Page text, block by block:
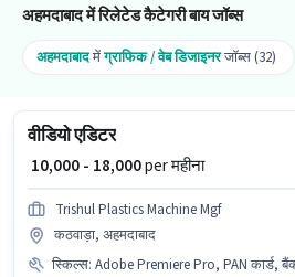
अहमदाबाद में रिलेटेड कैटेगरी बाय जॉब्स
अहमदाबादमेंग्राफिक / वेब डिजाइनरजॉब्स (32)
वीडियो एडिटर
₹ 10,000 - 18,000per महीना
Trishul Plastics Machine Mgf
कठवाड़ा, अहमदाबाद
स्किल्स: Adobe Premiere Pro, PAN कार्ड, बैंक